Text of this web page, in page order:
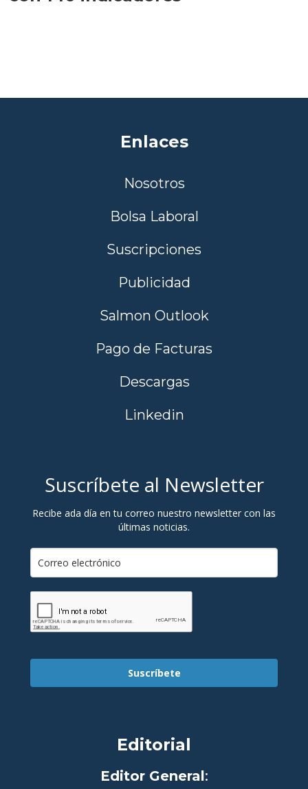
Enlaces
Nosotros
Bolsa Laboral
Suscripciones
Publicidad
Salmon Outlook
Pago de Facturas
Descargas
Linkedin
Suscríbete al Newsletter
Recibe ada día en tu correo nuestro newsletter con las
últimas noticias.
Suscríbete
Editorial
Editor General: